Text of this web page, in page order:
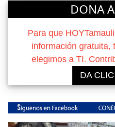
DONA
Para que
información gratuita,
elegimos a TI.
DA